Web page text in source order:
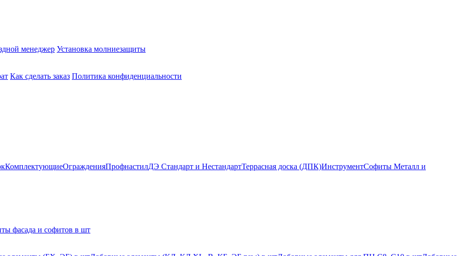
менеджер Установка молниезащиты
Как сделать заказ Политика конфиденциальности
КомплектующиеОгражденияПрофнастилДЭ Стандарт и НестандартТеррасная доска (ДПК)ИнструментСофиты Металл и
фасада и софитов в шт